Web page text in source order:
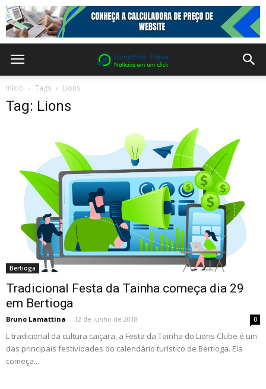
Inicio Tags Lions
Tag: Lions
Bertioga
Tradicional Festa da Tainha começa dia 29
em Bertioga
Bruno Lamattina - 12 de junho de 2018 0
L tradicional da cultura caiçara, a Festa da Tainha do Lions Clube é um
das principais festividades do calendário turístico de Bertioga. Ela
começa...